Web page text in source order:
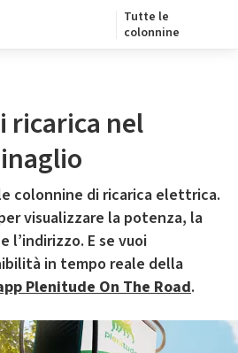
Tutte le
colonnine
ricarica nel
colonnine di ricarica elettrica.
visualizzare la potenza, la
l’indirizzo. E se vuoi
in tempo reale della
Plenitude On The Road.